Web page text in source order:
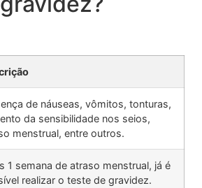
de náuseas, vômitos, tonturas,
da sensibilidade nos seios,
menstrual, entre outros.
1 semana de atraso menstrual, já é
realizar o teste de gravidez.